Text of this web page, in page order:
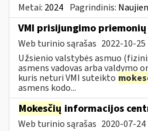
Metai: 2024 Pagrindinis:
VMI prisijungimo
Web turinio sąrašas 2022-10-25
Užsienio valstybės asmuo
asmens vadovas arba valdymo
kuris neturi VMI suteikto
asmens kodo...
Mokesčių informacijos
Web turinio sąrašas 2020-07-24